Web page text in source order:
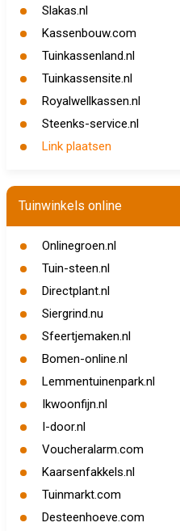
Slakas.nl
Kassenbouw.com
Tuinkassenland.nl
Tuinkassensite.nl
Royalwellkassen.nl
Steenks-service.nl
Link plaatsen
Tuinwinkels online
Onlinegroen.nl
Tuin-steen.nl
Directplant.nl
Siergrind.nu
Sfeertjemaken.nl
Bomen-online.nl
Lemmentuinenpark.nl
Ikwoonfijn.nl
I-door.nl
Voucheralarm.com
Kaarsenfakkels.nl
Tuinmarkt.com
Desteenhoeve.com